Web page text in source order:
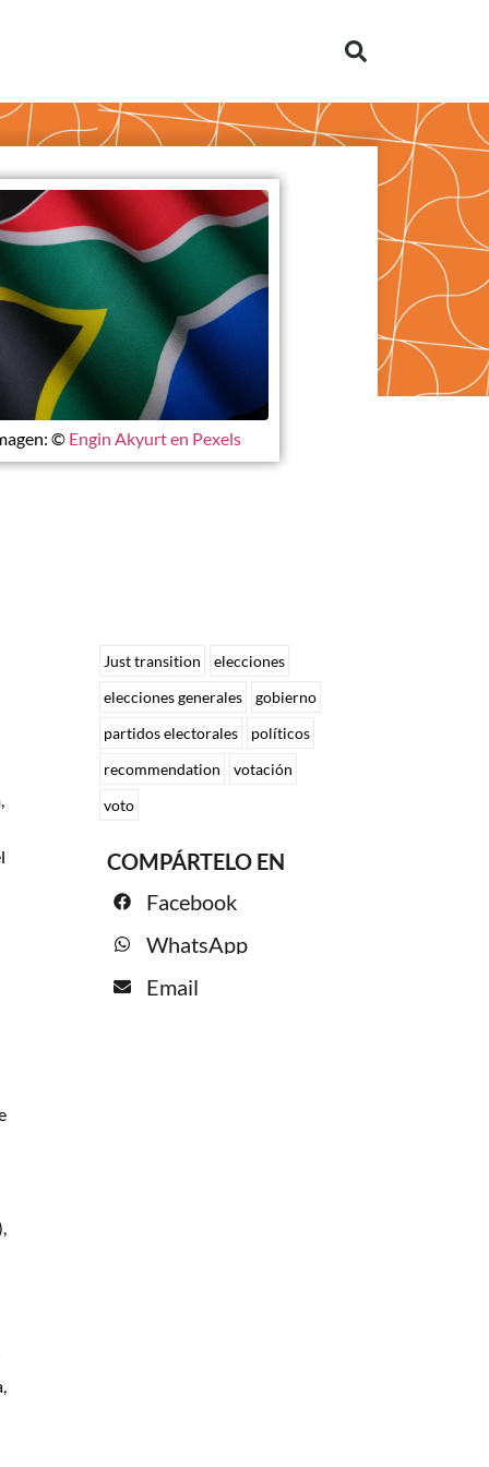
© Engin Akyurt en Pexels
Just transition
elecciones
elecciones generales
gobierno
partidos electorales
políticos
recommendation
votación
voto
COMPÁRTELO EN
Facebook
WhatsApp
Email